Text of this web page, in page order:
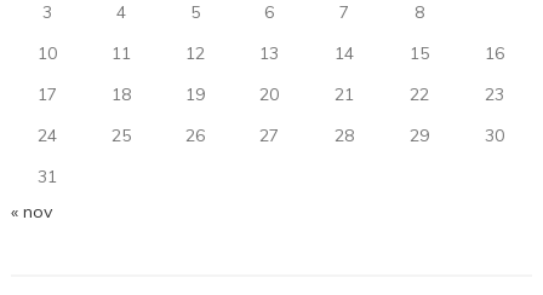
3
4 5 6 7 8
10
11 12 13 14 15
16
17
18 19 20 21 22
23
24
25 26 27 28 29
30
31
« nov